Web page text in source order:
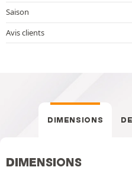
Saison
Avis clients
DIMENSIONS
DIMENSIONS